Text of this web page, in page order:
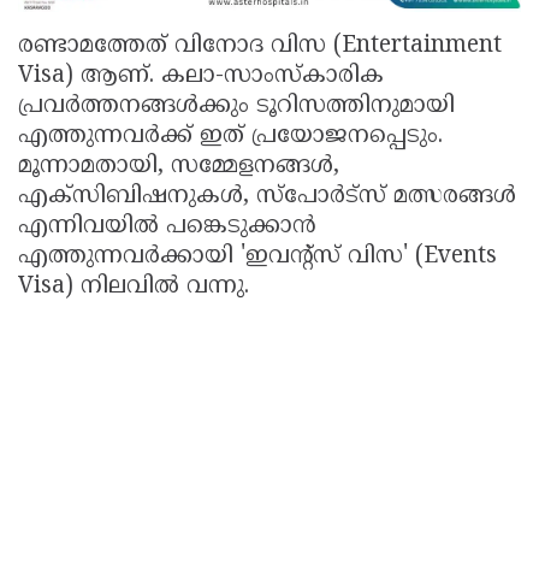
രണ്ടാമത്തേത് വിനോദ വിസ (Entertainment
Visa) ആണ്. കലാ-സാംസ്കാരിക
പ്രവർത്തനങ്ങൾക്കും ടൂറിസത്തിനുമായി
എത്തുന്നവർക്ക് ഇത് പ്രയോജനപ്പെടും.
മൂന്നാമതായി, സമ്മേളനങ്ങൾ,
എക്സിബിഷനുകൾ, സ്പോർട്സ് മത്സരങ്ങൾ
എന്നിവയിൽ പങ്കെടുക്കാൻ
എത്തുന്നവർക്കായി 'ഇവന്റ്സ് വിസ' (Events
Visa) നിലവിൽ വന്നു.